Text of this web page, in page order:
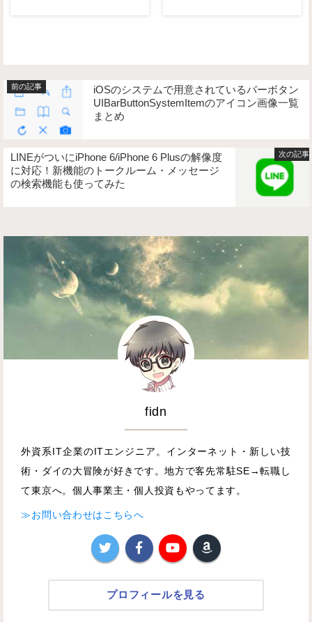
iOSのシステムで用意されているバーボタン
UIBarButtonSystemItemのアイコン画像一覧
まとめ
LINEがついにiPhone 6/iPhone 6 Plusの解像度
に対応！新機能のトークルーム・メッセージ
の検索機能も使ってみた
fidn
外資系IT企業のITエンジニア。インターネット・新しい技
術・ダイの大冒険が好きです。地方で客先常駐SE→転職し
て東京へ。個人事業主・個人投資もやってます。
≫お問い合わせはこちらへ
プロフィールを見る